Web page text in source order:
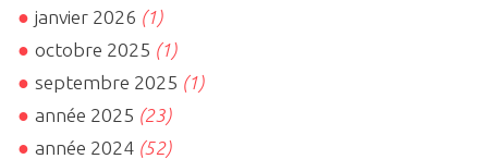
janvier 2026 (1)
octobre 2025 (1)
septembre 2025 (1)
année 2025 (23)
année 2024 (52)